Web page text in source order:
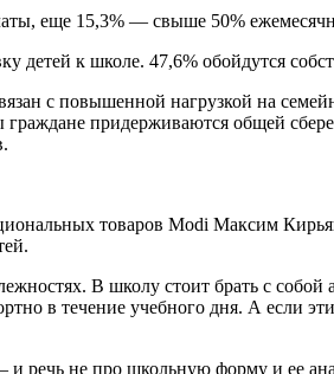
еще 15,3% — свыше 50%
детей к школе. 47,6% обойдутся
с повышенной нагрузкой на
придерживаются общей
товаров Modi Максим
В школу стоит брать с
в течение учебного дня. А если
речь не про школьную форму и ее